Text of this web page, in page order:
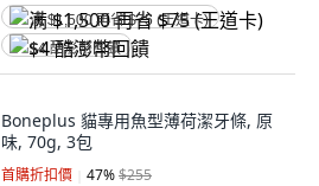
满 $1,500 再省 $75 (王道卡)
$4 酷澎幣回饋
Boneplus 貓專用魚型薄荷潔牙條, 原
味, 70g, 3包
首購折扣價 47%$255